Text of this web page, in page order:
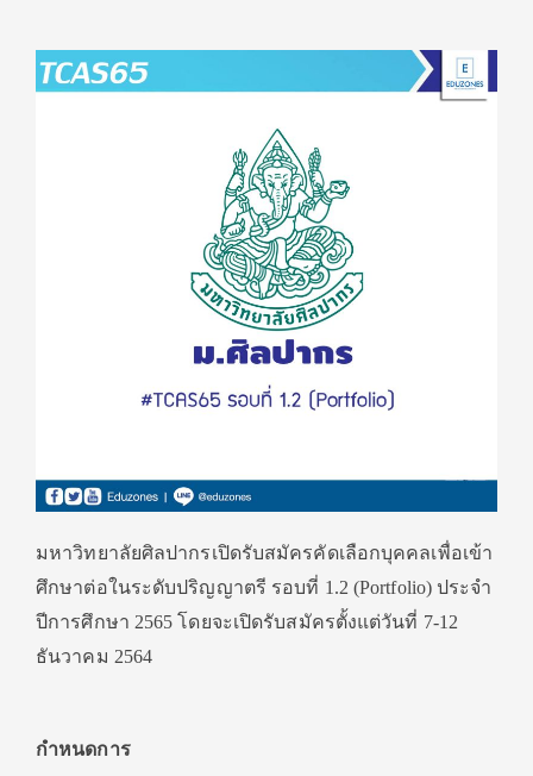
มหาวิทยาลัยศิลปากรเปิดรับสมัครคัดเลือกบุคคลเพื่อเข้า
ศึกษาต่อในระดับปริญญาตรี รอบที่ 1.2 (Portfolio) ประจำ
ปีการศึกษา 2565 โดยจะเปิดรับสมัครตั้งแต่วันที่ 7-12
ธันวาคม 2564
กำหนดการ